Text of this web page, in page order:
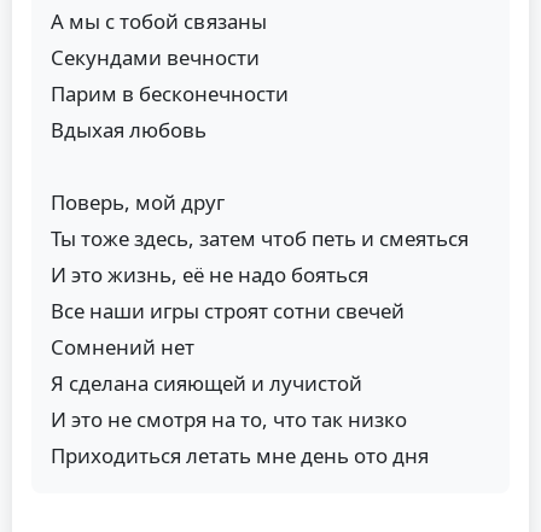
А мы с тобой связаны
Секундами вечности
Парим в бесконечности
Вдыхая любовь
Поверь, мой друг
Ты тоже здесь, затем чтоб петь и смеяться
И это жизнь, её не надо бояться
Все наши игры строят сотни свечей
Сомнений нет
Я сделана сияющей и лучистой
И это не смотря на то, что так низко
Приходиться летать мне день ото дня